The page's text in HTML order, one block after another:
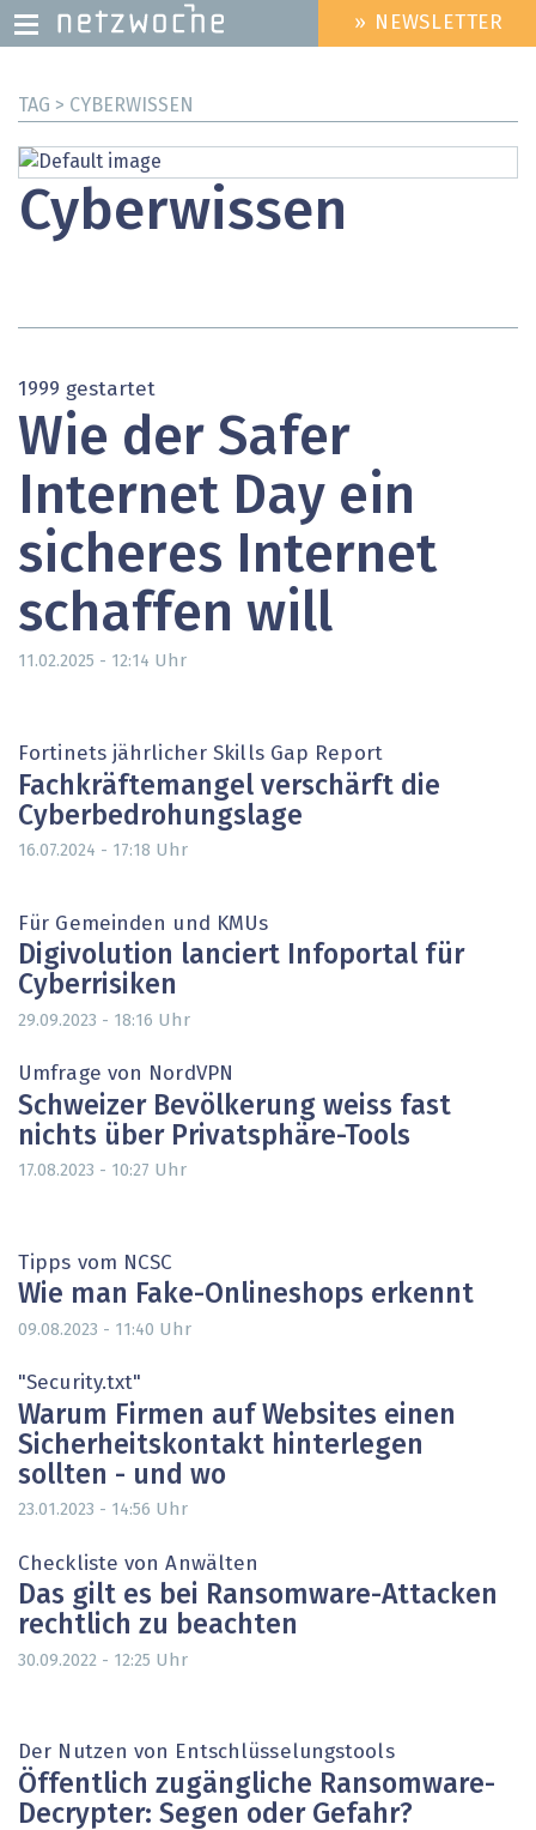
zum
HEADER
MENU
» NEWSLETTER
TAG > CYBERWISSEN
Cyberwissen
1999 gestartet
Wie der Safer
Internet Day ein
sicheres Internet
schaffen will
11.02.2025 - 12:14 Uhr
Fortinets jährlicher Skills Gap Report
Fachkräftemangel verschärft die
Cyberbedrohungslage
16.07.2024 - 17:18 Uhr
Für Gemeinden und KMUs
Digivolution lanciert Infoportal für
Cyberrisiken
29.09.2023 - 18:16 Uhr
Umfrage von NordVPN
Schweizer Bevölkerung weiss fast
nichts über Privatsphäre-Tools
17.08.2023 - 10:27 Uhr
Tipps vom NCSC
Wie man Fake-Onlineshops erkennt
09.08.2023 - 11:40 Uhr
"Security.txt"
Warum Firmen auf Websites einen
Sicherheitskontakt hinterlegen
sollten - und wo
23.01.2023 - 14:56 Uhr
Checkliste von Anwälten
Das gilt es bei Ransomware-Attacken
rechtlich zu beachten
30.09.2022 - 12:25 Uhr
Der Nutzen von Entschlüsselungstools
Öffentlich zugängliche Ransomware-
Decrypter: Segen oder Gefahr?